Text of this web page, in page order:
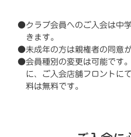
●クラブ会員へのご入会は中
きます。
●未成年の方は親権者の同意が
●会員種別の変更は可能です
に、ご入会店舗フロントに
料は無料です。